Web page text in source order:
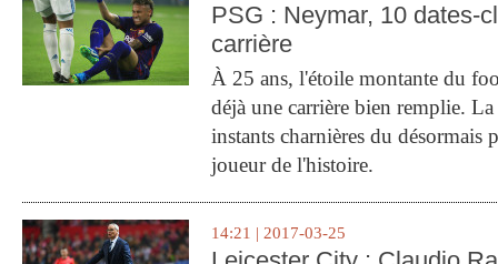
PSG : Neymar, 10 dates-
carrière
À 25 ans, l'étoile montante du
déjà une carrière bien remplie.
instants charnières du désormais
joueur de l'histoire.
14:21 | 2017-03-25